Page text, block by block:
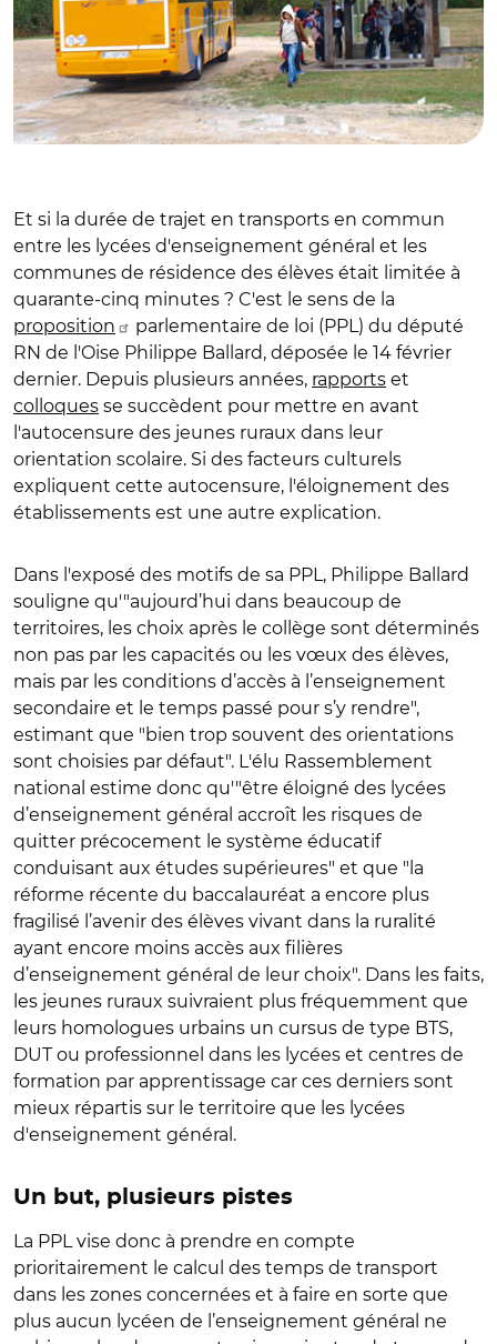
Et si la durée de trajet en transports en commun
entre les lycées d'enseignement général et les
communes de résidence des élèves était limitée à
quarante-cinq minutes ? C'est le sens de la
proposition
parlementaire de loi (PPL) du député
RN de l'Oise Philippe Ballard, déposée le 14 février
dernier. Depuis plusieurs années, rapports et
colloques se succèdent pour mettre en avant
l'autocensure des jeunes ruraux dans leur
orientation scolaire. Si des facteurs culturels
expliquent cette autocensure, l'éloignement des
établissements est une autre explication.
Dans l'exposé des motifs de sa PPL, Philippe Ballard
souligne qu'"aujourd’hui dans beaucoup de
territoires, les choix après le collège sont déterminés
non pas par les capacités ou les vœux des élèves,
mais par les conditions d’accès à l’enseignement
secondaire et le temps passé pour s’y rendre",
estimant que "bien trop souvent des orientations
sont choisies par défaut". L'élu Rassemblement
national estime donc qu'"être éloigné des lycées
d’enseignement général accroît les risques de
quitter précocement le système éducatif
conduisant aux études supérieures" et que "la
réforme récente du baccalauréat a encore plus
fragilisé l’avenir des élèves vivant dans la ruralité
ayant encore moins accès aux filières
d’enseignement général de leur choix". Dans les faits,
les jeunes ruraux suivraient plus fréquemment que
leurs homologues urbains un cursus de type BTS,
DUT ou professionnel dans les lycées et centres de
formation par apprentissage car ces derniers sont
mieux répartis sur le territoire que les lycées
d'enseignement général.
Un but, plusieurs pistes
La PPL vise donc à prendre en compte
prioritairement le calcul des temps de transport
dans les zones concernées et à faire en sorte que
plus aucun lycéen de l’enseignement général ne